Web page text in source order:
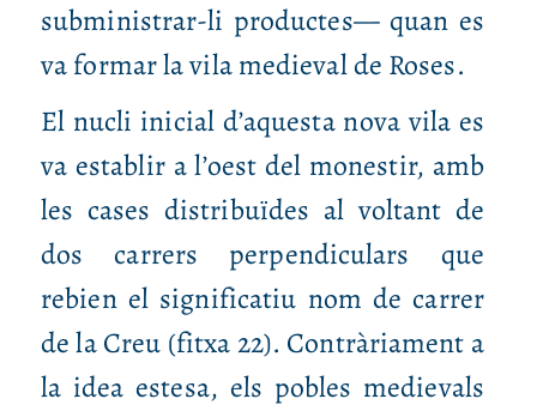
subministrar‑li productes— quan es
va formar la vila medieval de Roses.
El nucli inicial d’aquesta nova vila es
va establir a l’oest del monestir, amb
les cases distribuïdes al voltant de
dos carrers perpendiculars que
rebien el significatiu nom de carrer
de la Creu (fitxa 22). Contràriament a
la idea estesa, els pobles medievals